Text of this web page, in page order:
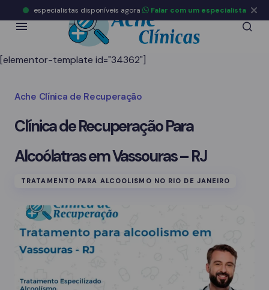
[elementor-template id="34362"]
Ache Clínica de Recuperação
Clínica de Recuperação Para
Alcoólatras em Vassouras – RJ
TRATAMENTO PARA ALCOOLISMO NO RIO DE JANEIRO
especialistas disponíveis agora Falar com um especialista